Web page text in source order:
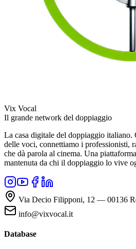
Vix Vocal
Il grande network del doppiaggio
La casa digitale del doppiaggio italiano.
delle voci, connettiamo i professionisti,
che dà parola al cinema. Una
mantenuta da chi il doppiaggio lo vive
Via Decio Filipponi, 12 — 00136
info@vixvocal.it
Database